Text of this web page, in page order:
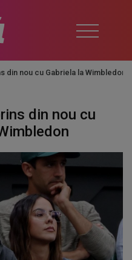
din nou cu Gabriela la Wimbledon
din nou cu